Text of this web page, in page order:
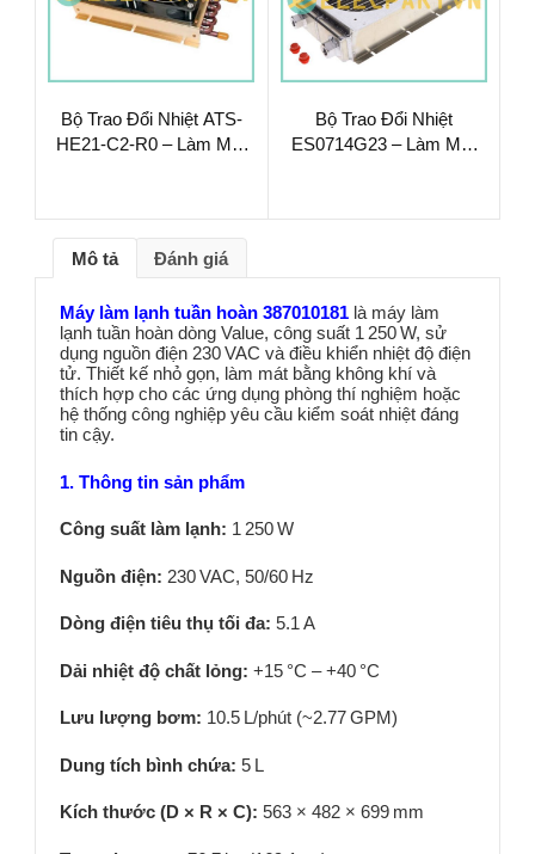
Bộ Trao Đổi Nhiệt ATS-
HE21-C2-R0 – Làm Mát
Bộ Trao Đổi Nhiệt
ES0714G23 – Làm Mát
Mô tả Đánh giá
Máy làm lạnh tuần hoàn 387010181 là máy làm
lạnh tuần hoàn dòng Value, công suất 1 250 W, sử
dụng nguồn điện 230 VAC và điều khiển nhiệt độ điện
tử. Thiết kế nhỏ gọn, làm mát bằng không khí và
thích hợp cho các ứng dụng phòng thí nghiệm hoặc
hệ thống công nghiệp yêu cầu kiểm soát nhiệt đáng
tin cậy.
1. Thông tin sản phẩm
Công suất làm lạnh: 1 250 W
Nguồn điện: 230 VAC, 50/60 Hz
Dòng điện tiêu thụ tối đa: 5.1 A
Dải nhiệt độ chất lỏng: +15 °C – +40 °C
Lưu lượng bơm: 10.5 L/phút (~2.77 GPM)
Dung tích bình chứa: 5 L
Kích thước (D × R × C): 563 × 482 × 699 mm